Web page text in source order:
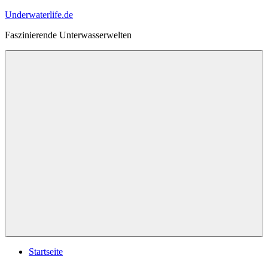
Zum
springen
Underwaterlife.de
Faszinierende Unterwasserwelten
Startseite